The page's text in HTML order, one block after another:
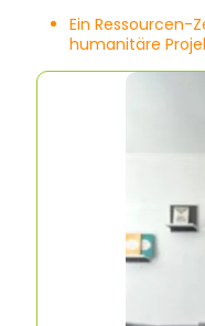
Ein Ressourcen-
humanitäre